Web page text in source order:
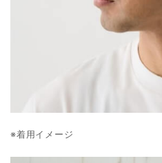
※着用イメージ